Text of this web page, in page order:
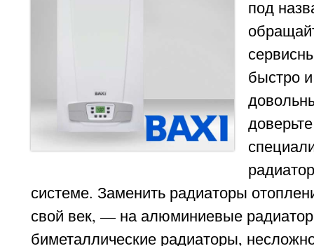
под
быстро
системе. Заменить радиаторы
свой век, — на алюминиевые
биметаллические радиаторы,